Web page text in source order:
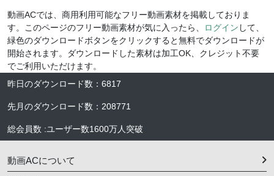
動画ACでは、商用利用可能なフリー動画素材を掲載しておりま
す。このページのフリー動画素材が気に入ったら、
ログイン して、
緑色のダウンロードボタンをクリックすると無料でダウンロードが
開始されます。ダウンロードした素材は加工OK、クレジット不要
でご利用いただけます。
昨日のダウンロード数 ： 6817
先月のダウンロード数 ： 208771
総会員数 :ユーザー数1600万人 突破
動画ACについて